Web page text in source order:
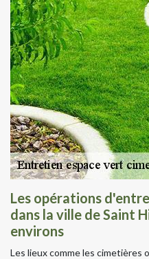
Les opérations
dans la ville de Saint
environs
Les lieux comme les